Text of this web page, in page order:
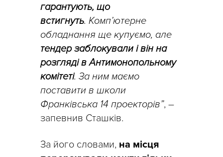
гарантують, що
встигнуть. Комп’ютерне
обладнання ще купуємо, але
тендер заблокували і він на
розгляді в Антимонопольному
комітеті. За ним маємо
поставити в школи
Франківська 14 проекторів”, –
запевнив Сташків.
За його словами, на місця